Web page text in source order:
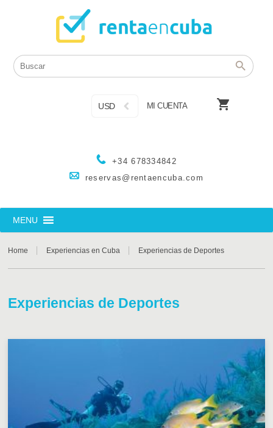
+34 678334842
reservas@rentaencuba.com
USD MI CUENTA 
MENU
Home Experiencias en Cuba Experiencias de Deportes
Experiencias de Deportes